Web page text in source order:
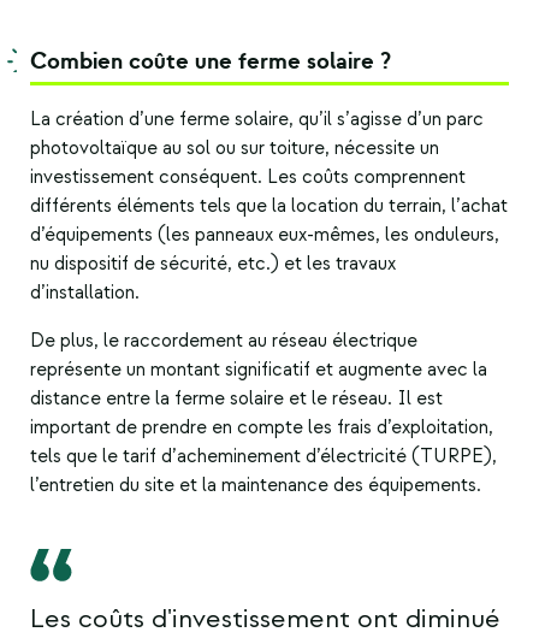
Combien coûte une ferme solaire ?
La création d’une ferme solaire, qu’il s’agisse d’un parc
photovoltaïque au sol ou sur toiture, nécessite un
investissement conséquent. Les coûts comprennent
différents éléments tels que la location du terrain, l’achat
d’équipements (les panneaux eux-mêmes, les onduleurs,
nu dispositif de sécurité, etc.) et les travaux
d’installation.
De plus, le raccordement au réseau électrique
représente un montant significatif et augmente avec la
distance entre la ferme solaire et le réseau. Il est
important de prendre en compte les frais d’exploitation,
tels que le tarif d’acheminement d’électricité (TURPE),
l’entretien du site et la maintenance des équipements.
Les coûts d'investissement ont diminué